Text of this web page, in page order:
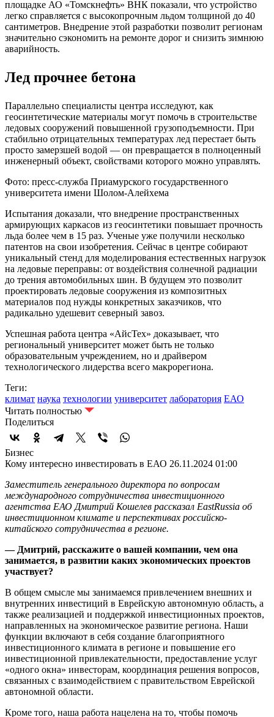
площадке АО «Томскнефть» ВНК показали, что устройство
легко справляется с высокопрочным льдом толщиной до 40
сантиметров. Внедрение этой разработки позволит регионам
значительно сэкономить на ремонте дорог и снизить зимнюю
аварийность.
Лед прочнее бетона
Параллельно специалисты центра исследуют, как
геосинтетические материалы могут помочь в строительстве
ледовых сооружений повышенной грузоподъемности. При
стабильно отрицательных температурах лед перестает быть
просто замерзшей водой — он превращается в полноценный
инженерный объект, свойствами которого можно управлять.
Фото: пресс-служба Приамурского государственного
университета имени Шолом-Алейхема
Испытания доказали, что внедрение пространственных
армирующих каркасов из геосинтетики повышает прочность
льда более чем в 15 раз. Ученые уже получили несколько
патентов на свои изобретения. Сейчас в центре собирают
уникальный стенд для моделирования естественных нагрузок
на ледовые переправы: от воздействия солнечной радиации
до трения автомобильных шин. В будущем это позволит
проектировать ледовые сооружения из композитных
материалов под нужды конкретных заказчиков, что
радикально удешевит северный завоз.
Успешная работа центра «АйсТех» доказывает, что
региональный университет может быть не только
образовательным учреждением, но и драйвером
технологического лидерства всего макрорегиона.
Теги:
климат наука технологии университет лаборатория ЕАО
Читать полностью
Поделиться
Бизнес
Кому интересно инвестировать в ЕАО 26.11.2024 01:00
Заместитель генерального директора по вопросам
международного сотрудничества инвестиционного
агентства ЕАО Дмитрий Кошелев рассказал EastRussia об
инвестиционном климате и перспективах российско-
китайского сотрудничества в регионе.
— Дмитрий, расскажите о вашей компании, чем она
занимается, в развитии каких экономических проектов
участвует?
В общем смысле мы занимаемся привлечением внешних и
внутренних инвестиций в Еврейскую автономную область, а
также реализацией и поддержкой инвестиционных проектов,
направленных на экономическое развитие региона. Наши
функции включают в себя создание благоприятного
инвестиционного климата в регионе и повышение его
инвестиционной привлекательности, предоставление услуг
«одного окна» инвесторам, координация решения вопросов,
связанных с взаимодействием с правительством Еврейской
автономной области.
Кроме того, наша работа нацелена на то, чтобы помочь